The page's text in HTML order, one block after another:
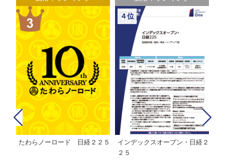
たわらノーロード 日経２２５
４位
インデックスオープン・日経２
２５